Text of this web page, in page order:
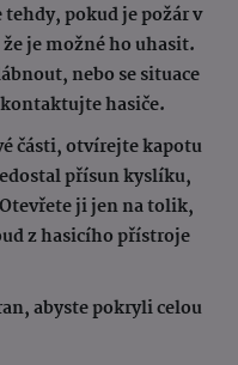
pokud je požár v
je možné ho uhasit.
nebo se situace
hasiče.
části, otvírejte kapotu
přísun kyslíku,
ji jen na tolik,
z hasicího přístroje
abyste pokryli celou